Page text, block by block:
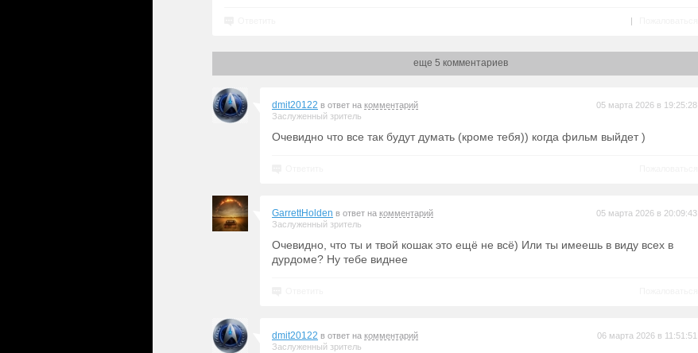
|
еще 5 комментариев
dmit20122 в ответ на комментарий
Заслуженный зритель
05 марта 2026 в 19:25:28
Очевидно что все так будут думать (кроме тебя)) когда фильм выйдет )
GarrettHolden в ответ на комментарий
Заслуженный зритель
05 марта 2026 в 20:09:43
Очевидно, что ты и твой кошак это ещё не всё) Или ты имеешь в виду всех в
дурдоме? Ну тебе виднее
dmit20122 в ответ на комментарий
Заслуженный зритель
06 марта 2026 в 11:51:51